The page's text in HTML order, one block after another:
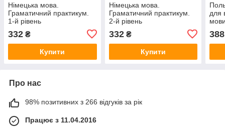
Німецька мова.
Граматичний практикум.
1-й рівень
332 ₴
Купити
Німецька мова.
Граматичний практикум.
2-й рівень
332₴
Купити
для
388
Про нас
98% позитивних з 266 відгуків за рік
Працює з 11.04.2016